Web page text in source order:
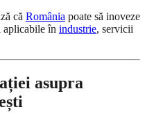
că România poate să inoveze
aplicabile în industrie, servicii
asupra